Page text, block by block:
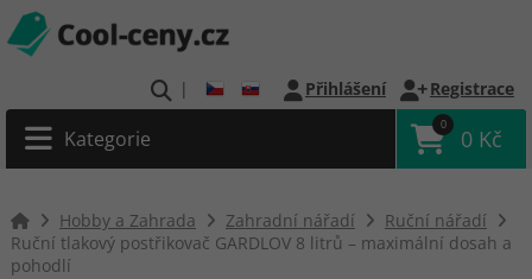
| Přihlášení Registrace
Kategorie
0
0 Kč
Hobby a Zahrada Zahradní nářadí
Ruční nářadí
Ruční tlakový postřikovač GARDLOV 8 litrů – maximální dosah a
pohodlí